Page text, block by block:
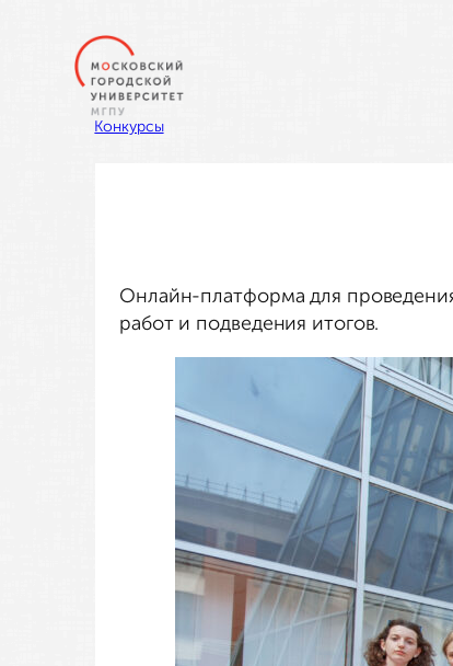
содержимому
Конкурсы
Онлайн-платформа для
работ и подведения итогов.